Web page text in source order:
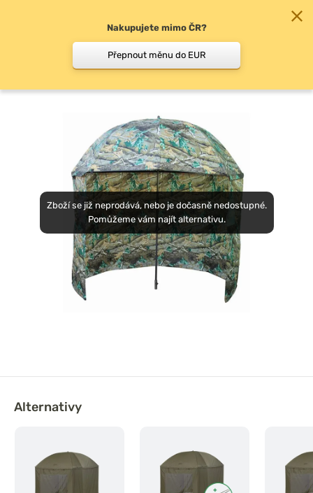
Zboží se již neprodává, nebo je dočasně nedostupné.
Pomůžeme vám najít alternativu.
Alternativy
Nakupujete mimo ČR?
Přepnout měnu do EUR